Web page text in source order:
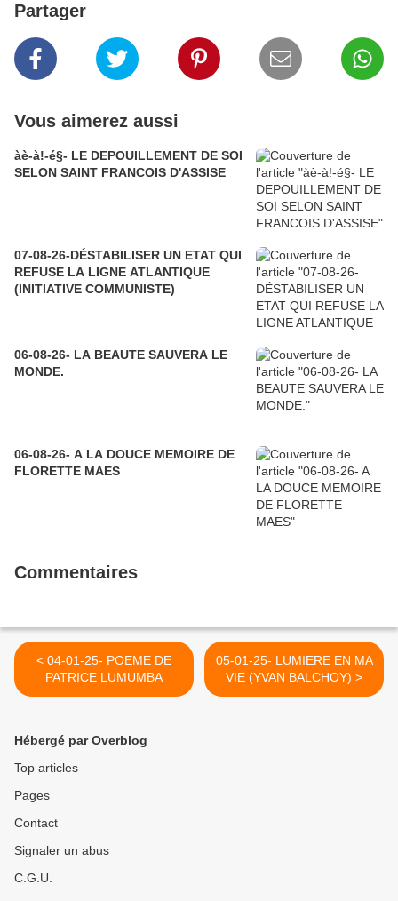
Partager
Vous aimerez aussi
àè-à!-é§- LE DEPOUILLEMENT DE SOI
SELON SAINT FRANCOIS D'ASSISE
07-08-26-DÉSTABILISER UN ETAT QUI
REFUSE LA LIGNE ATLANTIQUE
(INITIATIVE COMMUNISTE)
06-08-26- LA BEAUTE SAUVERA LE
MONDE.
06-08-26- A LA DOUCE MEMOIRE DE
FLORETTE MAES
Commentaires
< 04-01-25- POEME DE
PATRICE LUMUMBA
05-01-25- LUMIERE EN MA
VIE (YVAN BALCHOY) >
Hébergé par Overblog
Top articles
Pages
Contact
Signaler un abus
C.G.U.